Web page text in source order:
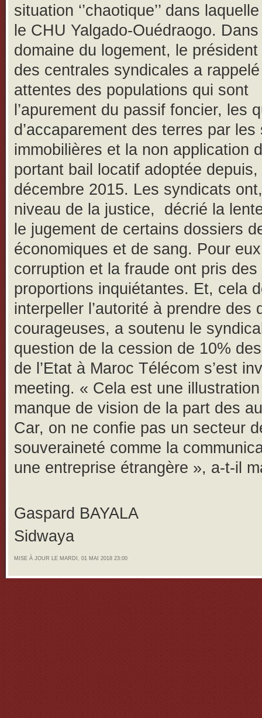
situation ‘’chaotique’’ dans
le CHU Yalgado-Ouédraogo.
domaine du logement, le
des centrales syndicales a
attentes des populations qui sont
l’apurement du passif foncier, les
d’accaparement des terres par les
immobilières et la non application
portant bail locatif adoptée depuis,
décembre 2015. Les syndicats
niveau de la justice, décrié la
le jugement de certains dossiers
économiques et de sang. Pour
corruption et la fraude ont pris des
proportions inquiétantes. Et, cela
interpeller l’autorité à prendre des
courageuses, a soutenu le
question de la cession de 10%
de l’Etat à Maroc Télécom s’est
meeting. « Cela est une illustration
manque de vision de la part des
Car, on ne confie pas un secteur
souveraineté comme la
une entreprise étrangère », a-t-il
Gaspard BAYALA
Sidwaya
MISE À JOUR LE MARDI, 01 MAI 2018 23:00